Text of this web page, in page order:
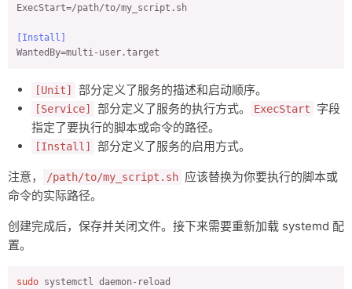
ExecStart=/path/to/my_script.sh
[Install]
WantedBy
[Unit] 部分定义了服务的描述和启动顺序。
[Service] 部分定义了服务的执行方式。 ExecStart
字段
指定了要执行的脚本或命令的路径。
[Install] 部分定义了服务的启用方式。
注意， /path/to/my_script.sh 应该替换为你要执行的脚本或
命令的实际路径。
创建完成后，保存并关闭文件。接下来需要重新加载 systemd 配
置。
sudo